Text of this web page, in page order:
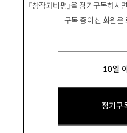
『창작과비평』을 정기구독하
구독 중이신 회원은
10일
정기구
이 있음.
잃